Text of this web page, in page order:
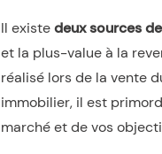
Il existedeux sources
et la plus-value à la
réalisé lors de la vente
immobilier, il est
marché et de vos